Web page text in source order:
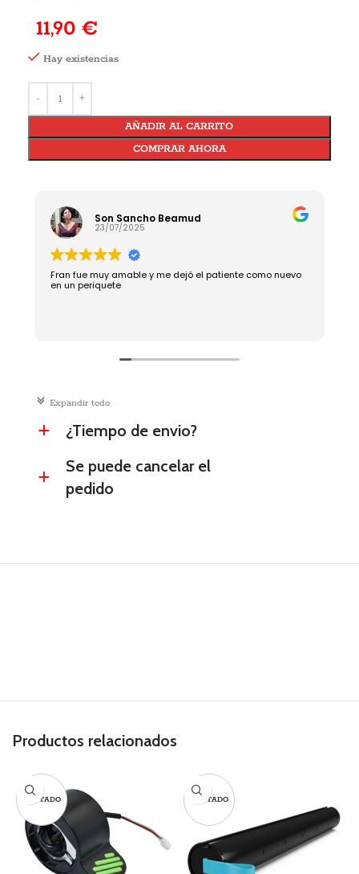
11,90 €
Son Sancho Beamud
23/07/2025
Fran fue muy amable y me dejó el patiente como nuevo
en un periquete
c Expandir todo
a ¿Tiempo de envio?
a
Se puede cancelar el
pedido
Hay existencias
AÑADIR AL CARRITO
COMPRAR AHORA
Productos relacionados
AGOTADO AGOTADO